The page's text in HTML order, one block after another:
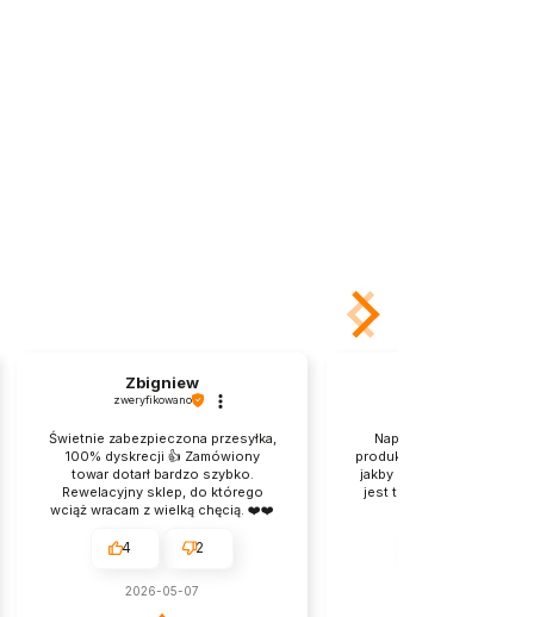
Zbigniew
zweryfikowano
Świetnie zabezpieczona przesyłka,
100% dyskrecji 👍️ Zamówiony
towar dotarł bardzo szybko.
Rewelacyjny sklep, do którego
wciąż wracam z wielką chęcią. ❤️❤️
4 2
2026-05-07
Naprawdę dobrze
produkt. tylko kartonik
jakby przeszedł jakąś
jest transport nie Wy.